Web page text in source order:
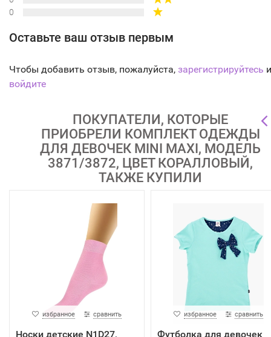
0
Оставьте ваш отзыв первым
Чтобы добавить отзыв, пожалуйста, зарегистрируйтесь
войдите
ПОКУПАТЕЛИ, КОТОРЫЕ
ПРИОБРЕЛИ КОМПЛЕКТ ОДЕЖДЫ
ДЛЯ ДЕВОЧЕК MINI MAXI, МОДЕЛЬ
3871/3872, ЦВЕТ КОРАЛЛОВЫЙ,
ТАКЖЕ КУПИЛИ
избранное сравнить
Носки детские N1D27,
избранное сравнить
Футболка для девочек